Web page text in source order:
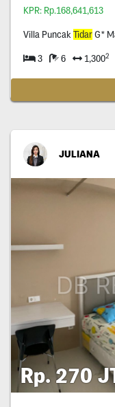
KPR: Rp.168,641,613
Villa PuncakTidarG*
3 6 1,3002
JULIANA
Rp. 270